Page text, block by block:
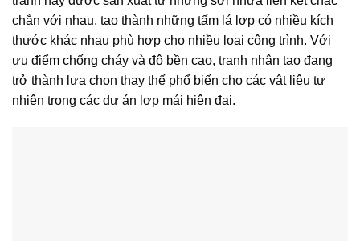
chắn với nhau, tạo thành những tấm lá lợp có nhiều kích
thước khác nhau phù hợp cho nhiều loại công trình. Với
ưu điểm chống cháy và độ bền cao, tranh nhân tạo đang
trở thành lựa chọn thay thế phổ biến cho các vật liệu tự
nhiên trong các dự án lợp mái hiện đại.